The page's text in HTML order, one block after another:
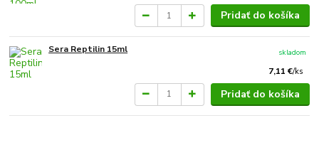
Pridať do košíka
Sera Reptilin 15ml
7,11 €/ks
skladom
Pridať do košíka